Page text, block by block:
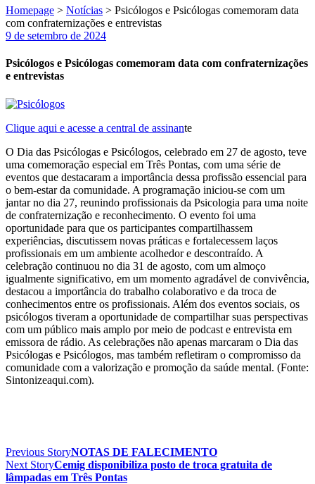
Homepage > Notícias > Psicólogos e Psicólogas comemoram data
com confraternizações e entrevistas
9 de setembro de 2024
Psicólogos e Psicólogas comemoram data com confraternizações
e entrevistas
Clique aqui e acesse a central de assinante
O Dia das Psicólogas e Psicólogos, celebrado em 27 de agosto, teve
uma comemoração especial em Três Pontas, com uma série de
eventos que destacaram a importância dessa profissão essencial para
o bem-estar da comunidade. A programação iniciou-se com um
jantar no dia 27, reunindo profissionais da Psicologia para uma noite
de confraternização e reconhecimento. O evento foi uma
oportunidade para que os participantes compartilhassem
experiências, discutissem novas práticas e fortalecessem laços
profissionais em um ambiente acolhedor e descontraído. A
celebração continuou no dia 31 de agosto, com um almoço
igualmente significativo, em um momento agradável de convivência,
destacou a importância do trabalho colaborativo e da troca de
conhecimentos entre os profissionais. Além dos eventos sociais, os
psicólogos tiveram a oportunidade de compartilhar suas perspectivas
com um público mais amplo por meio de podcast e entrevista em
emissora de rádio. As celebrações não apenas marcaram o Dia das
Psicólogas e Psicólogos, mas também refletiram o compromisso da
comunidade com a valorização e promoção da saúde mental. (Fonte:
Sintonizeaqui.com).
Previous StoryNOTAS DE FALECIMENTO
Next StoryCemig disponibiliza posto de troca gratuita de
lâmpadas em Três Pontas